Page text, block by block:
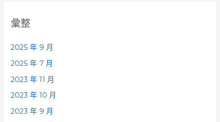
彙整
2025 年 9 月
2025 年 7 月
2023 年 11 月
2023 年 10 月
2023 年 9 月